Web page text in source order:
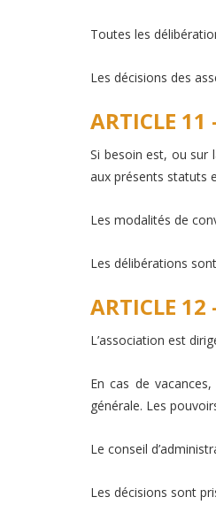
Toutes les
Les décisions des
ARTICLE 11
Si besoin est, ou sur
aux présents statuts
Les modalités de
Les délibérations
ARTICLE 12
L’association est
En cas de
générale. Les
Le conseil
Les décisions sont